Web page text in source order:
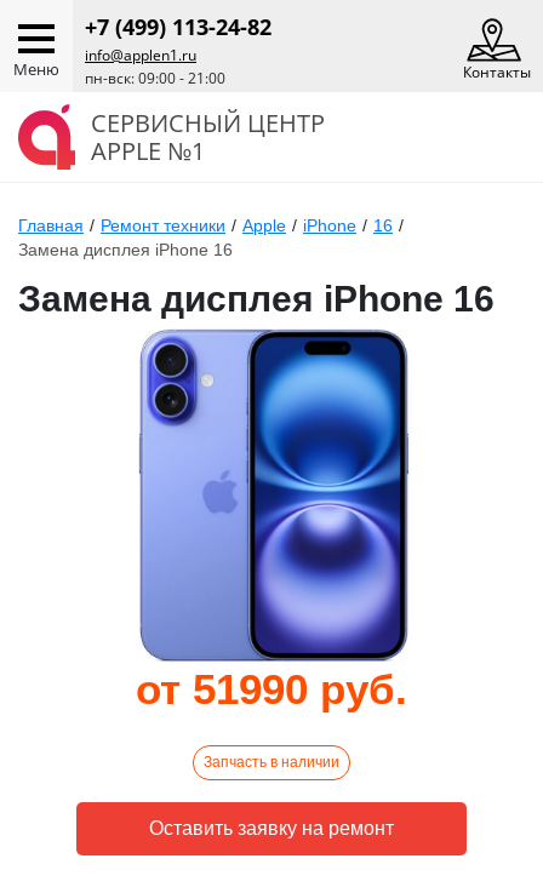
Меню
+7 (499) 113-24-82
info@applen1.ru
пн-вск: 09:00 - 21:00
Контакты
СЕРВИСНЫЙ ЦЕНТР
APPLE №1
Главная / Ремонт техники / Apple / iPhone / 16 /
Замена дисплея iPhone 16
Замена дисплея iPhone 16
от 51990 руб.
Запчасть в наличии